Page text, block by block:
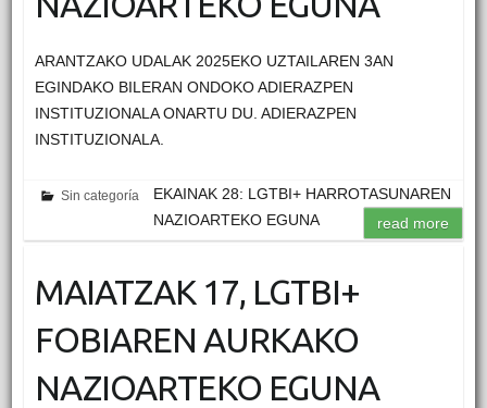
ARANTZAKO UDALAK 2025EKO UZTAILAREN 3AN
EGINDAKO BILERAN ONDOKO ADIERAZPEN
INSTITUZIONALA ONARTU DU. ADIERAZPEN
INSTITUZIONALA.
Sin categoría
EKAINAK 28: LGTBI+ HARROTASUNAREN
NAZIOARTEKO EGUNA
read more
MAIATZAK 17, LGTBI+
FOBIAREN AURKAKO
NAZIOARTEKO EGUNA